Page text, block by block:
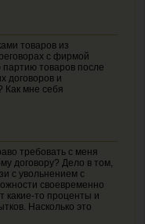
товаров из
с фирмой
партию товаров после
договоров и
Как мне себя
требовать с меня
договору? Дело в том,
с увольнением с
своевременно
какие-то проценты и
Насколько это